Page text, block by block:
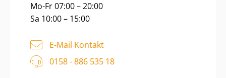
Mo-Fr 07:00 – 20:00
Sa 10:00 – 15:00
E-Mail Kontakt
0158 - 886 535 18